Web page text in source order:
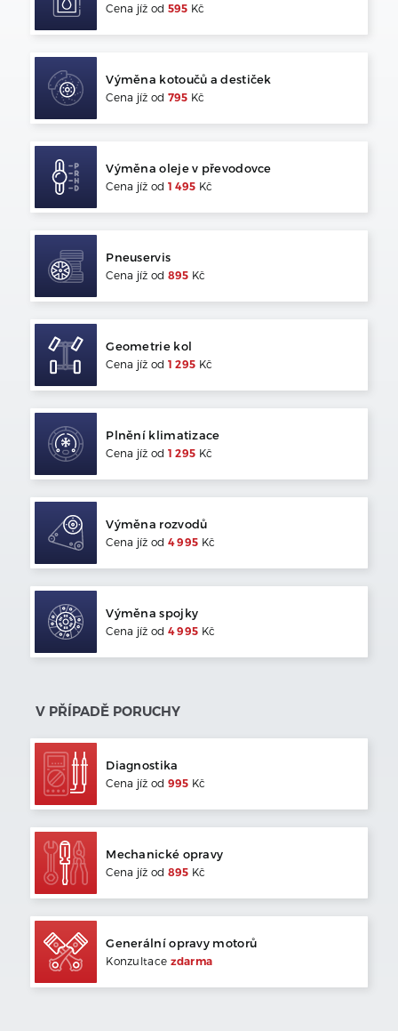
Cena jíž od 595 Kč
Výměna kotoučů a destiček
Cena jíž od 795 Kč
Výměna oleje v převodovce
Cena jíž od 1 495 Kč
Pneuservis
Cena jíž od 895 Kč
Geometrie kol
Cena jíž od 1 295 Kč
Plnění klimatizace
Cena jíž od 1 295 Kč
Výměna rozvodů
Cena jíž od 4 995 Kč
Výměna spojky
Cena jíž od 4 995 Kč
V PŘÍPADĚ PORUCHY
Diagnostika
Cena jíž od 995 Kč
Mechanické opravy
Cena jíž od 895 Kč
Generální opravy motorů
Konzultace zdarma